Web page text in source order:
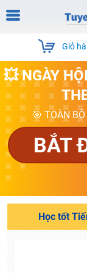
Giỏ
💥 NGÀY
🎯 TOÀN
BẮT
Học tốt